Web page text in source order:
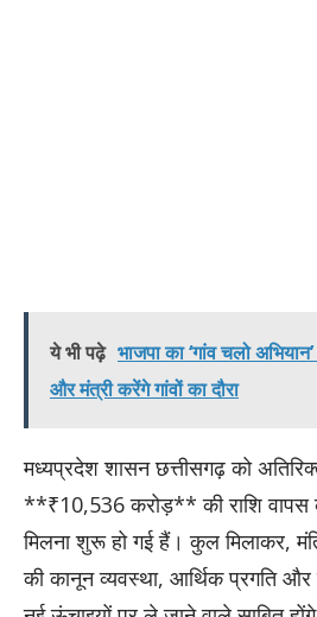
ये भी पढ़े भाजपा का ‘गांव चलो
और मंत्री करेंगे गांवों का दौरा
मध्यप्रदेश शासन छत्तीसगढ़ को
**₹10,536 करोड़** की राशि वापस
मिलना शुरू हो गई हैं। कुल मिलाकर,
की कानून व्यवस्था, आर्थिक प्रगति